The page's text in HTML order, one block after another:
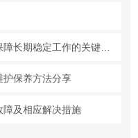
定期维护德国哈威比列溢流阀是保障长期稳定工作的关键举措
护保养方法分享
及相应解决措施